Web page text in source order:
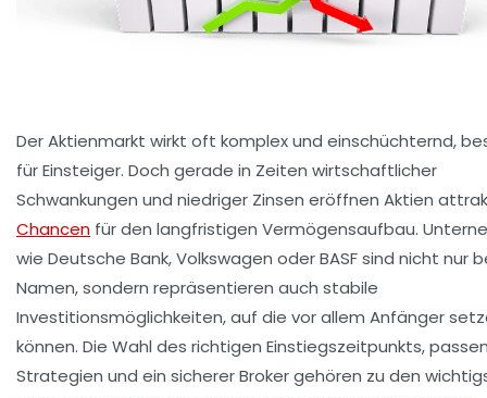
Der Aktienmarkt wirkt oft komplex und einschüchternd,
für Einsteiger. Doch gerade in Zeiten wirtschaftlicher
Schwankungen und niedriger Zinsen eröffnen Aktien
Chancen für den langfristigen Vermögensaufbau.
wie Deutsche Bank,Volkswagen oderBASFsind nicht nur
Namen, sondern repräsentieren auch stabile
Investitionsmöglichkeiten, auf die vor allem Anfänger
können. Die Wahl des richtigen Einstiegszeitpunkts,
Strategien und ein sicherer Broker gehören zu den